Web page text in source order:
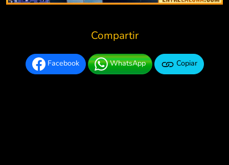
Compartir
Facebook WhatsApp Copiar